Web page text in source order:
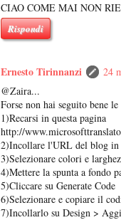
CIAO COME MAI NON
Rispondi
Ernesto Tirinnanzi
24
@Zaira...
Forse non hai seguito bene
1)Recarsi in questa pagina
http://
2)Incollare l'URL del blog
3)Selezionare colori e
4)Mettere la spunta a fondo
5)Cliccare su Generate Code
6)Selezionare e copiare il
7)Incollarlo su Design >